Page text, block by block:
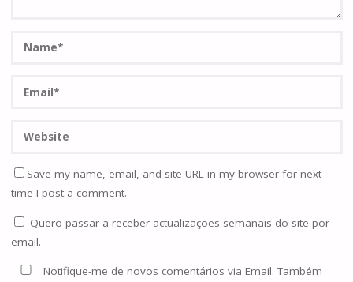
Save my name, email, and site URL in my browser for next
time I post a comment.
Quero passar a receber actualizações semanais do site por
email.
Notifique-me de novos comentários via Email. Também